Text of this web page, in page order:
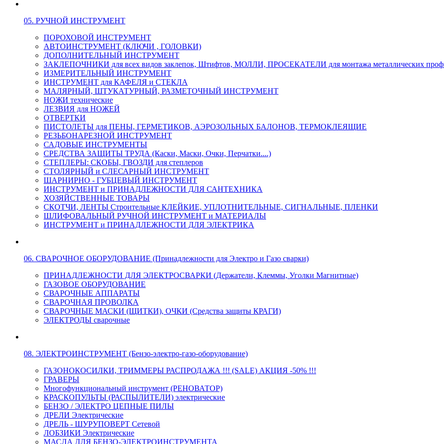
05. РУЧНОЙ ИНСТРУМЕНТ
ПОРОХОВОЙ ИНСТРУМЕНТ
АВТОИНСТРУМЕНТ (КЛЮЧИ , ГОЛОВКИ)
ДОПОЛНИТЕЛЬНЫЙ ИНСТРУМЕНТ
ЗАКЛЕПОЧНИКИ для всех видов заклепок, Штифтов, МОЛЛИ, ПРОСЕКАТЕЛИ для монтажа металлических
ИЗМЕРИТЕЛЬНЫЙ ИНСТРУМЕНТ
ИНСТРУМЕНТ для КАФЕЛЯ и СТЕКЛА
МАЛЯРНЫЙ, ШТУКАТУРНЫЙ, РАЗМЕТОЧНЫЙ ИНСТРУМЕНТ
НОЖИ технические
ЛЕЗВИЯ для НОЖЕЙ
ОТВЕРТКИ
ПИСТОЛЕТЫ для ПЕНЫ, ГЕРМЕТИКОВ, АЭРОЗОЛЬНЫХ БАЛОНОВ, ТЕРМОКЛЕЯЩИЕ
РЕЗЬБОНАРЕЗНОЙ ИНСТРУМЕНТ
САДОВЫЕ ИНСТРУМЕНТЫ
СРЕДСТВА ЗАЩИТЫ ТРУДА (Каски, Маски, Очки, Перчатки....)
СТЕПЛЕРЫ: СКОБЫ, ГВОЗДИ для степлеров
СТОЛЯРНЫЙ и СЛЕСАРНЫЙ ИНСТРУМЕНТ
ШАРНИРНО - ГУБЦЕВЫЙ ИНСТРУМЕНТ
ИНСТРУМЕНТ и ПРИНАДЛЕЖНОСТИ ДЛЯ САНТЕХНИКА
ХОЗЯЙСТВЕННЫЕ ТОВАРЫ
СКОТЧИ, ЛЕНТЫ Строительные КЛЕЙКИЕ, УПЛОТНИТЕЛЬНЫЕ, СИГНАЛЬНЫЕ, ПЛЕНКИ
ШЛИФОВАЛЬНЫЙ РУЧНОЙ ИНСТРУМЕНТ и МАТЕРИАЛЫ
ИНСТРУМЕНТ и ПРИНАДЛЕЖНОСТИ ДЛЯ ЭЛЕКТРИКА
06. СВАРОЧНОЕ ОБОРУДОВАНИЕ (Принадлежности для Электро и Газо сварки)
ПРИНАДЛЕЖНОСТИ ДЛЯ ЭЛЕКТРОСВАРКИ (Держатели, Клеммы, Уголки Магнитные)
ГАЗОВОЕ ОБОРУДОВАНИЕ
СВАРОЧНЫЕ АППАРАТЫ
СВАРОЧНАЯ ПРОВОЛКА
СВАРОЧНЫЕ МАСКИ (ЩИТКИ), ОЧКИ (Средства защиты КРАГИ)
ЭЛЕКТРОДЫ сварочные
08. ЭЛЕКТРОИНСТРУМЕНТ (Бензо-электро-газо-оборудование)
ГАЗОНОКОСИЛКИ, ТРИММЕРЫ РАСПРОДАЖА !!! (SALE) АКЦИЯ -50% !!!
ГРАВЕРЫ
Многофункциональный инструмент (РЕНОВАТОР)
КРАСКОПУЛЬТЫ (РАСПЫЛИТЕЛИ) электрические
БЕНЗО / ЭЛЕКТРО ЦЕПНЫЕ ПИЛЫ
ДРЕЛИ Электрические
ДРЕЛЬ - ШУРУПОВЕРТ Сетевой
ЛОБЗИКИ Электрические
МАСЛА ДЛЯ БЕНЗО-ЭЛЕКТРОИНСТРУМЕНТА